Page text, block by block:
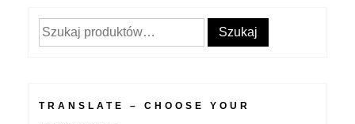
Szukaj: Szukaj
TRANSLATE – CHOOSE YOUR